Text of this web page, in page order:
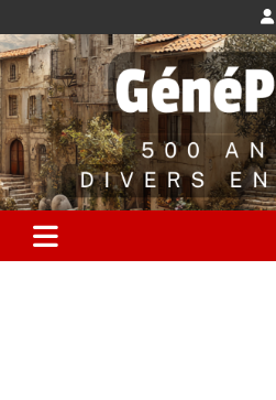
Aller
au
contenu
GénéProvence
500 ans de faits divers en Provence